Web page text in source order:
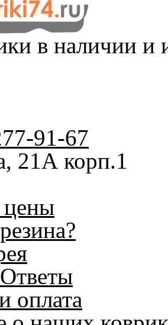
в наличии и
91-67
21А корп.1
цены
оплата